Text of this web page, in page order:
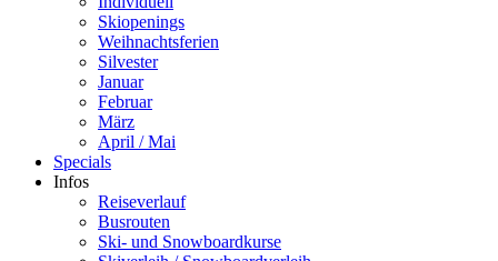
Skiopenings
Weihnachtsferien
Silvester
Januar
Februar
März
April / Mai
Specials
Infos
Reiseverlauf
Busrouten
Ski- und Snowboardkurse